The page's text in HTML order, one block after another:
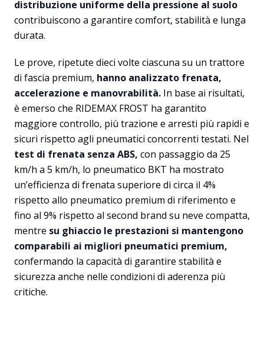
distribuzione uniforme della pressione al suolo
contribuiscono a garantire comfort, stabilità e lunga
durata.
Le prove, ripetute dieci volte ciascuna su un trattore
di fascia premium, hanno analizzato frenata,
accelerazione e manovrabilità. In base ai risultati,
è emerso che RIDEMAX FROST ha garantito
maggiore controllo, più trazione e arresti più rapidi e
sicuri rispetto agli pneumatici concorrenti testati. Nel
test di frenata senza ABS, con passaggio da 25
km/h a 5 km/h, lo pneumatico BKT ha mostrato
un’efficienza di frenata superiore di circa il 4%
rispetto allo pneumatico premium di riferimento e
fino al 9% rispetto al second brand su neve compatta,
mentre su ghiaccio le prestazioni si mantengono
comparabili ai migliori pneumatici premium,
confermando la capacità di garantire stabilità e
sicurezza anche nelle condizioni di aderenza più
critiche.